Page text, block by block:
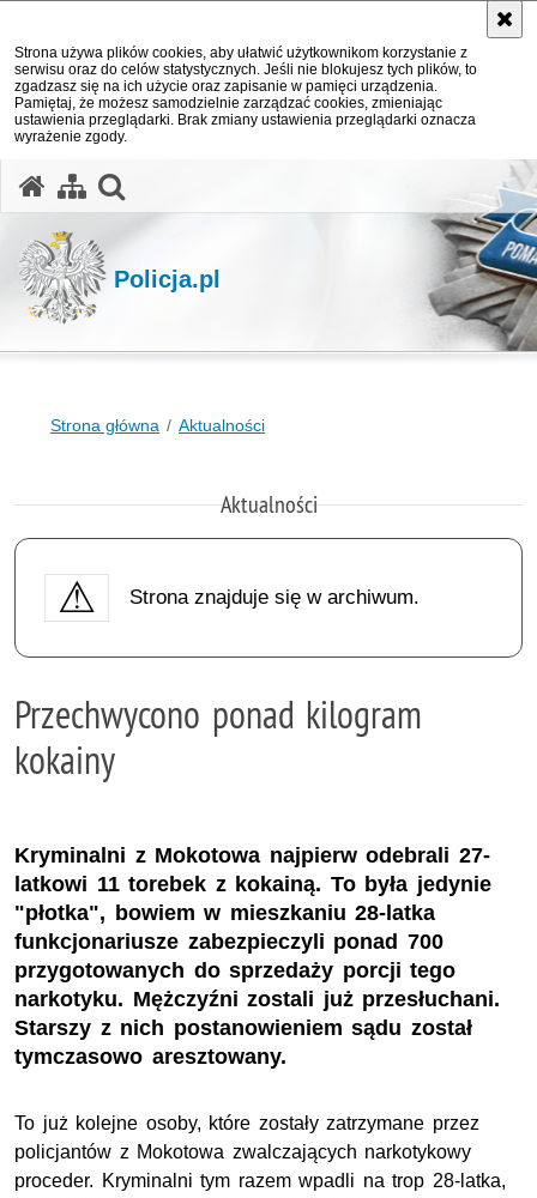
Strona używa plików cookies, aby ułatwić użytkownikom korzystanie z
serwisu oraz do celów statystycznych. Jeśli nie blokujesz tych plików, to
zgadzasz się na ich użycie oraz zapisanie w pamięci urządzenia.
Pamiętaj, że możesz samodzielnie zarządzać cookies, zmieniając
ustawienia przeglądarki. Brak zmiany ustawienia przeglądarki oznacza
wyrażenie zgody.
Policja.pl
Strona główna Aktualności
Aktualności
Strona znajduje się w archiwum.
Przechwycono ponad kilogram
kokainy
Kryminalni z Mokotowa najpierw odebrali 27-
latkowi 11 torebek z kokainą. To była jedynie
"płotka", bowiem w mieszkaniu 28-latka
funkcjonariusze zabezpieczyli ponad 700
przygotowanych do sprzedaży porcji tego
narkotyku. Mężczyźni zostali już przesłuchani.
Starszy z nich postanowieniem sądu został
tymczasowo aresztowany.
To już kolejne osoby, które zostały zatrzymane przez
policjantów z Mokotowa zwalczających narkotykowy
proceder. Kryminalni tym razem wpadli na trop 28-latka,